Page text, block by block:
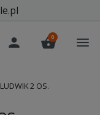
person shopping_basket
0 menu
2 OS.